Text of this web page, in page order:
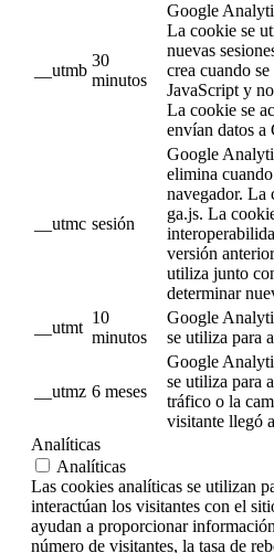
__utmb
30
minutos
Google
La cookie se
nuevas
crea cuando
JavaScript y
La cookie se
envían datos
__utmc sesión
Google
elimina
navegador. La
ga.js. La
versión
utiliza junto
determinar
__utmt
10
minutos
Google
se utiliza para
__utmz 6 meses
Google
se utiliza para
tráfico o la
visitante llegó
Analíticas
Analíticas
Las cookies analíticas se utilizan
interactúan los visitantes con el
ayudan a proporcionar
número de visitantes, la tasa de